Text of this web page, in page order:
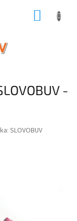
-
SLOVOBUV